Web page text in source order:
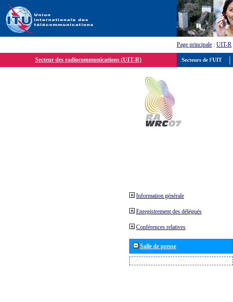
Page principale : UIT-R
Secteur des radiocommunications (UIT-R)
Information générale
Enregistrement des délégués
Conférences relatives
Salle de presse
Secteurs de l'UIT